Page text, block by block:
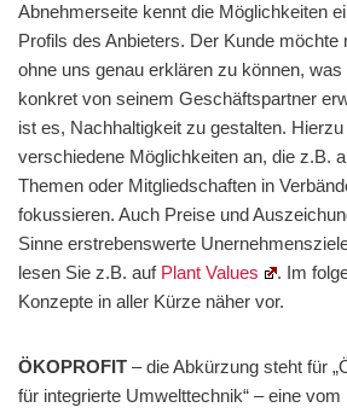
Abnehmerseite kennt die Möglichkeiten
Profils des Anbieters. Der Kunde möchte
ohne uns genau erklären zu können,
konkret von seinem Geschäftspartner
ist es, Nachhaltigkeit zu gestalten.
verschiedene Möglichkeiten an, die z.B.
Themen oder Mitgliedschaften in
fokussieren. Auch Preise und
Sinne erstrebenswerte
lesen Sie z.B. auf Plant Values
. Im
Konzepte in aller Kürze näher vor.
ÖKOPROFIT – die Abkürzung steht für
für integrierte Umwelttechnik“ – eine vom